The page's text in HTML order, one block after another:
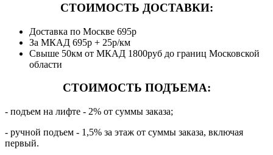
СТОИМОСТЬ ДОСТАВКИ:
Доставка по Москве 695р
За МКАД 695р + 25р/км
Свыше 50км от МКАД 1800руб до границ Московской
области
СТОИМОСТЬ ПОДЪЕМА:
- подъем на лифте - 2% от суммы заказа;
- ручной подъем - 1,5% за этаж от суммы заказа, включая
первый.